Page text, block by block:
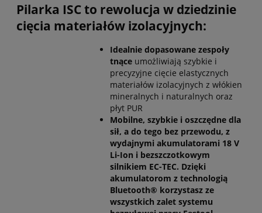
Pilarka ISC to rewolucja w dziedzinie
cięcia materiałów izolacyjnych:
Idealnie dopasowane zespoły
tnące umożliwiają szybkie i
precyzyjne cięcie elastycznych
materiałów izolacyjnych z włókien
mineralnych i naturalnych oraz
płyt PUR
Mobilne, szybkie i oszczędne dla
sił, a do tego bez przewodu, z
wydajnymi akumulatorami 18 V
Li-Ion i bezszczotkowym
silnikiem EC-TEC. Dzięki
akumulatorom z technologią
Bluetooth® korzystasz ze
wszystkich zalet systemu